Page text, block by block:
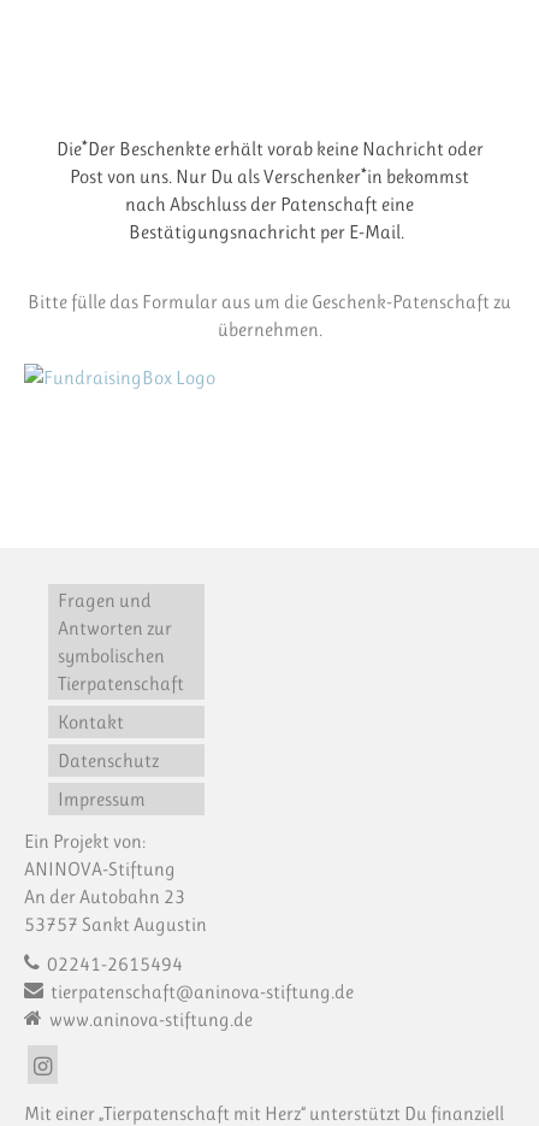
Die*Der Beschenkte erhält vorab keine Nachricht oder
Post von uns. Nur Du als Verschenker*in bekommst
nach Abschluss der Patenschaft eine
Bestätigungsnachricht per E-Mail.
Bitte fülle das Formular aus um die Geschenk-Patenschaft zu
übernehmen.
Fragen und
Antworten zur
symbolischen
Tierpatenschaft
Kontakt
Datenschutz
Impressum
Ein Projekt von:
ANINOVA-Stiftung
An der Autobahn 23
53757 Sankt Augustin
02241-2615494
tierpatenschaft@aninova-stiftung.de
www.aninova-stiftung.de
Mit einer „Tierpatenschaft mit Herz“ unterstützt Du finanziell